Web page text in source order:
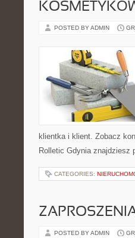
POSTED BY ADMIN
klientka i klient. Zobacz
Rolletic Gdynia
CATEGORIES:
POSTED BY ADMIN